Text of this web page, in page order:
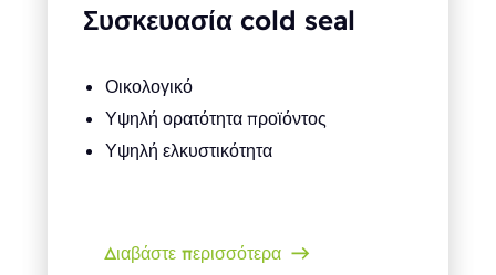
Συσκευασία cold seal
Οικολογικό
Υψηλή ορατότητα προϊόντος
Υψηλή ελκυστικότητα
Διαβάστε περισσότερα